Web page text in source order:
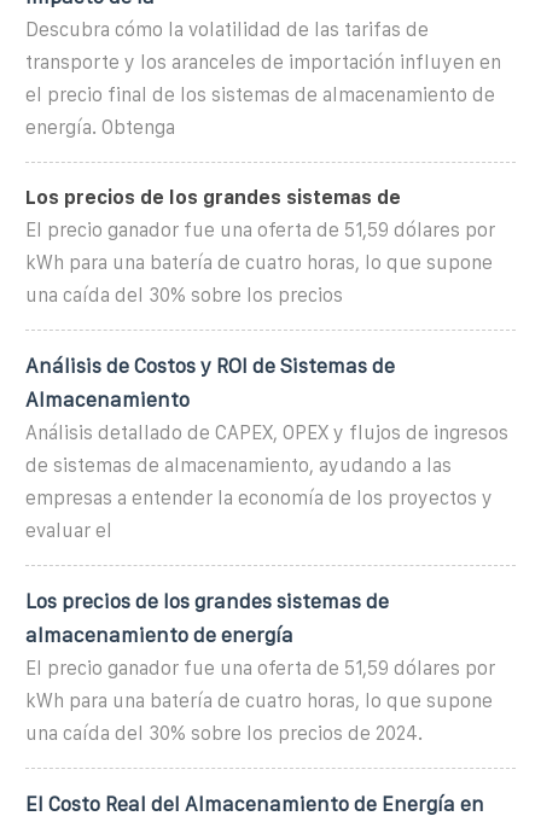
Descubra cómo la volatilidad de las tarifas de
transporte y los aranceles de importación influyen en
el precio final de los sistemas de almacenamiento de
energía. Obtenga
Los precios de los grandes sistemas de
El precio ganador fue una oferta de 51,59 dólares por
kWh para una batería de cuatro horas, lo que supone
una caída del 30% sobre los precios
Análisis de Costos y ROI de Sistemas de
Almacenamiento
Análisis detallado de CAPEX, OPEX y flujos de ingresos
de sistemas de almacenamiento, ayudando a las
empresas a entender la economía de los proyectos y
evaluar el
Los precios de los grandes sistemas de
almacenamiento de energía
El precio ganador fue una oferta de 51,59 dólares por
kWh para una batería de cuatro horas, lo que supone
una caída del 30% sobre los precios de 2024.
El Costo Real del Almacenamiento de Energía en